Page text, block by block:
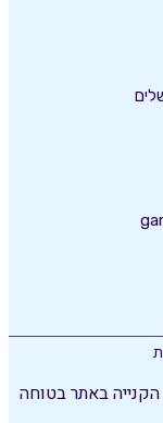
הקנייה באתר בטוחה